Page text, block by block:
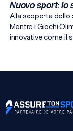
Nuovo sport: lo
Alla scoperta dello
Mentre i Giochi
innovative come il